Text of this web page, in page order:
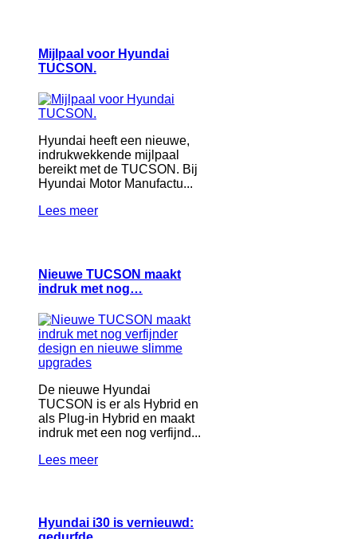
Mijlpaal voor Hyundai
TUCSON.
Hyundai heeft een nieuwe,
indrukwekkende mijlpaal
bereikt met de TUCSON. Bij
Hyundai Motor Manufactu...
Lees meer
Nieuwe TUCSON maakt
indruk met nog…
De nieuwe Hyundai
TUCSON is er als Hybrid en
als Plug-in Hybrid en maakt
indruk met een nog verfijnd...
Lees meer
Hyundai i30 is vernieuwd: